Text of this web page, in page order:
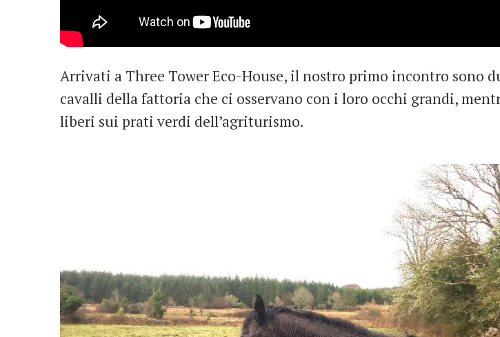
Arrivati a Three Tower Eco-House, il nostro primo incontro sono
cavalli della fattoria che ci osservano con i loro occhi grandi,
liberi sui prati verdi dell’agriturismo.